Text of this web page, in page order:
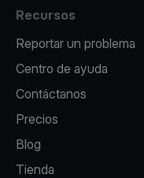
Recursos
Reportar un problema
Centro de ayuda
Contáctanos
Precios
Blog
Tienda